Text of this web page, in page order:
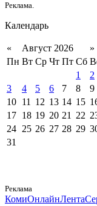
Реклама.
Календарь
« Август 2026
»
Пн Вт Ср Чт Пт Сб
1
2
3
4 5 6 7 8
9
10 11 12 13 14 15
17 18 19 20 21 22
24 25 26 27 28 29
31
Реклама
КомиОнлайнЛента